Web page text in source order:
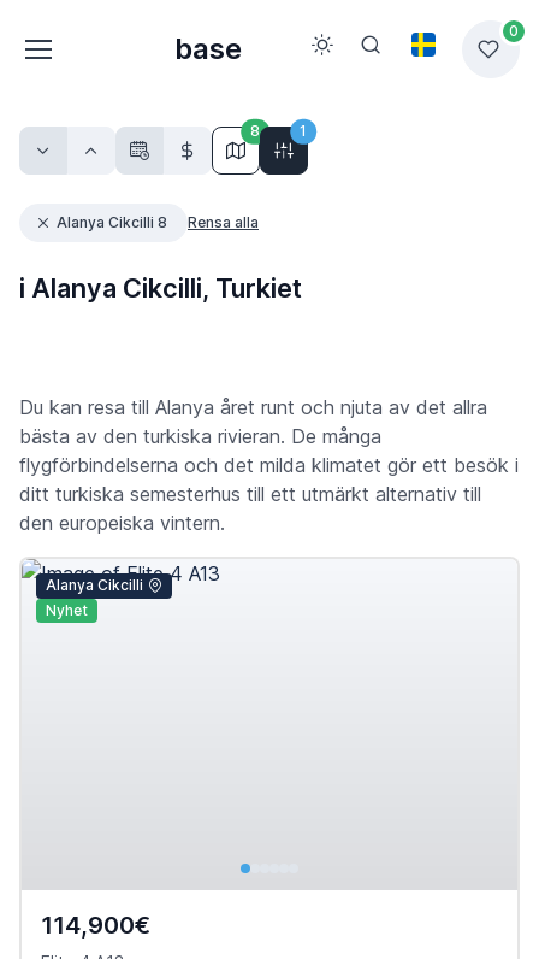
base
0
8 1
Alanya Cikcilli 8 Rensa alla
i Alanya Cikcilli, Turkiet
Du kan resa till Alanya året runt och njuta av det allra
bästa av den turkiska rivieran. De många
flygförbindelserna och det milda klimatet gör ett besök i
ditt turkiska semesterhus till ett utmärkt alternativ till
den europeiska vintern.
Alanya Cikcilli
Nyhet
114,900€